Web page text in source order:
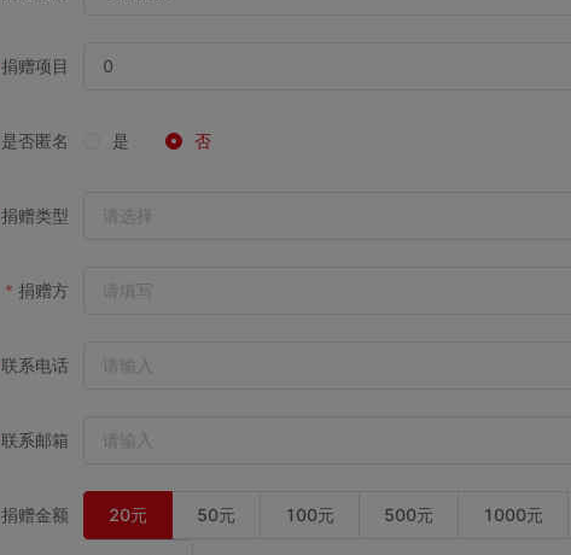
捐赠项目
是否匿名 是 否
捐赠类型
捐赠方
联系电话
联系邮箱
捐赠金额 20元 50元 100元 500元 1000元